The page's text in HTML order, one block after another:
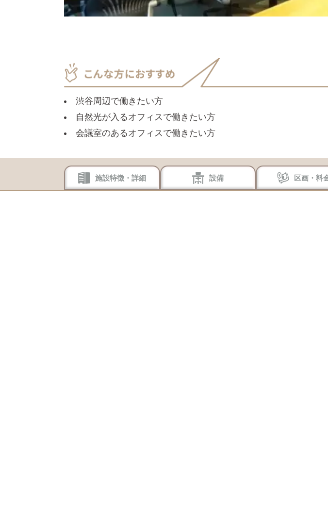
渋谷周辺で働きたい方
自然光が入るオフィスで働きたい方
会議室のあるオフィスで働きたい方
施設特徴・詳細 設備 区画・料